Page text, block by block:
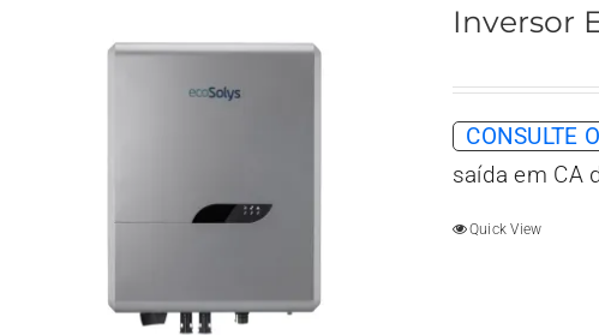
Inversor
CONSULTE
saída em CA
Quick View